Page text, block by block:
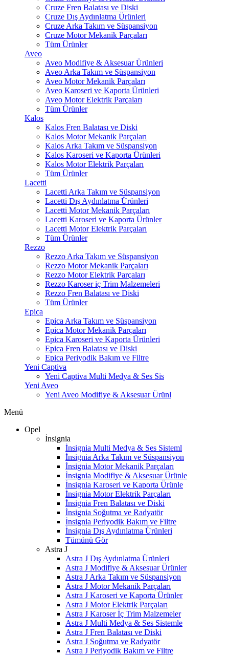
Cruze Fren Balatası ve Diski
Cruze Dış Aydınlatma Ürünleri
Cruze Arka Takım ve Süspansiyon
Cruze Motor Mekanik Parçaları
Tüm Ürünler
Aveo
Aveo Modifiye & Aksesuar Ürünleri
Aveo Arka Takım ve Süspansiyon
Aveo Motor Mekanik Parçaları
Aveo Karoseri ve Kaporta Ürünleri
Aveo Motor Elektrik Parçaları
Tüm Ürünler
Kalos
Kalos Fren Balatası ve Diski
Kalos Motor Mekanik Parçaları
Kalos Arka Takım ve Süspansiyon
Kalos Karoseri ve Kaporta Ürünleri
Kalos Motor Elektrik Parçaları
Tüm Ürünler
Lacetti
Lacetti Arka Takım ve Süspansiyon
Lacetti Dış Aydınlatma Ürünleri
Lacetti Motor Mekanik Parçaları
Lacetti Karoseri ve Kaporta Ürünler
Lacetti Motor Elektrik Parçaları
Tüm Ürünler
Rezzo
Rezzo Arka Takım ve Süspansiyon
Rezzo Motor Mekanik Parçaları
Rezzo Motor Elektrik Parçaları
Rezzo Karoser iç Trim Malzemeleri
Rezzo Fren Balatası ve Diski
Tüm Ürünler
Epica
Epica Arka Takım ve Süspansiyon
Epica Motor Mekanik Parçaları
Epica Karoseri ve Kaporta Ürünleri
Epica Fren Balatası ve Diski
Epica Periyodik Bakım ve Filtre
Yeni Captiva
Yeni Captiva Multi Medya & Ses Sis
Yeni Aveo
Yeni Aveo Modifiye & Aksesuar Ürünl
Menü
Opel
İnsignia
İnsignia Multi Medya & Ses Sisteml
İnsignia Arka Takım ve Süspansiyon
İnsignia Motor Mekanik Parçaları
İnsignia Modifiye & Aksesuar Ürünle
İnsignia Karoseri ve Kaporta Ürünle
İnsignia Motor Elektrik Parçaları
İnsignia Fren Balatası ve Diski
İnsignia Soğutma ve Radyatör
İnsignia Periyodik Bakım ve Filtre
İnsignia Dış Aydınlatma Ürünleri
Tümünü Gör
Astra J
Astra J Dış Aydınlatma Ürünleri
Astra J Modifiye & Aksesuar Ürünler
Astra J Arka Takım ve Süspansiyon
Astra J Motor Mekanik Parçaları
Astra J Karoseri ve Kaporta Ürünler
Astra J Motor Elektrik Parçaları
Astra J Karoser İç Trim Malzemeler
Astra J Multi Medya & Ses Sistemle
Astra J Fren Balatası ve Diski
Astra J Soğutma ve Radyatör
Astra J Periyodik Bakım ve Filtre